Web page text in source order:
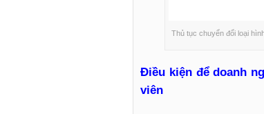
Thủ tục chuyển đổi loại
Điều kiện để doanh
viên